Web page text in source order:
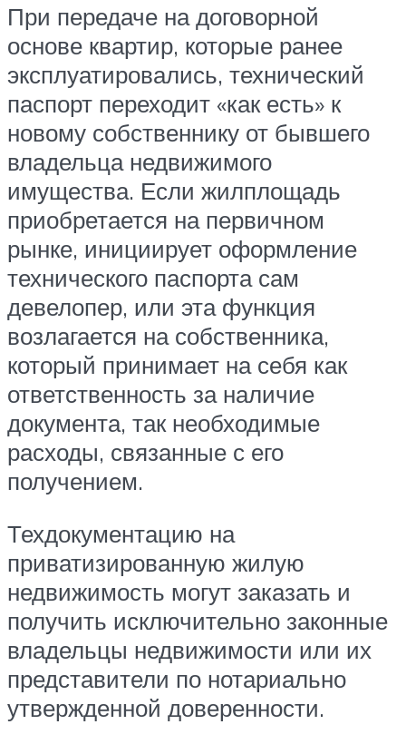
При передаче на договорной
основе квартир, которые ранее
эксплуатировались, технический
паспорт переходит «как есть» к
новому собственнику от бывшего
владельца недвижимого
имущества. Если жилплощадь
приобретается на первичном
рынке, инициирует оформление
технического паспорта сам
девелопер, или эта функция
возлагается на собственника,
который принимает на себя как
ответственность за наличие
документа, так необходимые
расходы, связанные с его
получением.
Техдокументацию на
приватизированную жилую
недвижимость могут заказать и
получить исключительно законные
владельцы недвижимости или их
представители по нотариально
утвержденной доверенности.